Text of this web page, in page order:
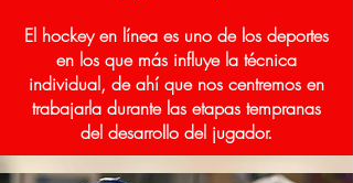
El hockey en línea es uno de los deportes
en los que más influye la técnica
individual, de ahí que nos centremos en
trabajarla durante las etapas tempranas
del desarrollo del jugador.